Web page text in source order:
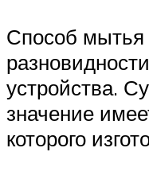
Способ мытья
устройства.
значение
которого